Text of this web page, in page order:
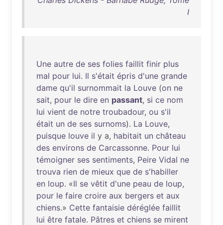
I
Une autre de ses folies faillit finir plus
mal pour lui. Il s'était épris d'une grande
dame qu'il surnommait la Louve (on ne
sait, pour le dire en passant, si ce nom
lui vient de notre troubadour, ou s'il
était un de ses surnoms). La Louve,
puisque louve il y a, habitait un château
des environs de Carcassonne. Pour lui
témoigner ses sentiments, Peire Vidal ne
trouva rien de mieux que de s'habiller
en loup. «Il se vêtit d'une peau de loup,
pour le faire croire aux bergers et aux
chiens.» Cette fantaisie déréglée faillit
lui être fatale. Pâtres et chiens se mirent